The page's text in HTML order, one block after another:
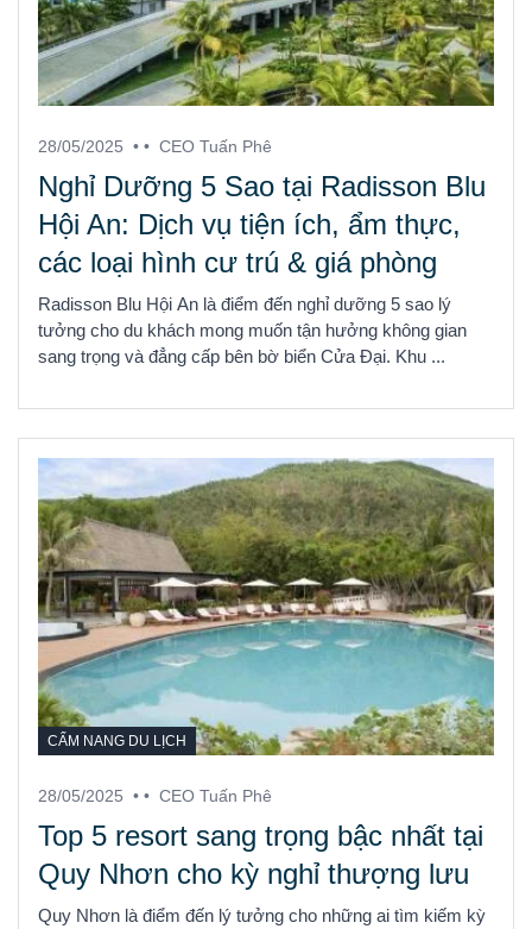
28/05/2025 • • CEO Tuấn Phê
Nghỉ Dưỡng 5 Sao tại Radisson Blu
Hội An: Dịch vụ tiện ích, ẩm thực,
các loại hình cư trú & giá phòng
Radisson Blu Hội An là điểm đến nghỉ dưỡng 5 sao lý
tưởng cho du khách mong muốn tận hưởng không gian
sang trọng và đẳng cấp bên bờ biển Cửa Đại. Khu ...
CẨM NANG DU LỊCH
28/05/2025 • • CEO Tuấn Phê
Top 5 resort sang trọng bậc nhất tại
Quy Nhơn cho kỳ nghỉ thượng lưu
Quy Nhơn là điểm đến lý tưởng cho những ai tìm kiếm kỳ